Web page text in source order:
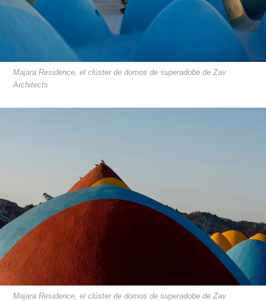
Majara Residence, el clúster de domos de superadobe de Zav
Architects
Majara Residence, el clúster de domos de superadobe de Zav